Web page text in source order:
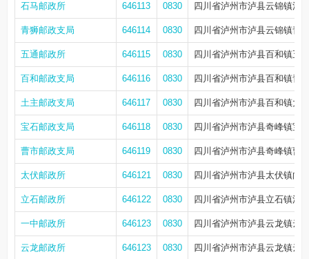
石马邮政所 646113 0830 四川省泸州市泸县云锦镇泸
青狮邮政支局 646114 0830 四川省泸州市泸县云锦镇青
五通邮政所 646115 0830 四川省泸州市泸县百和镇五
百和邮政支局 646116 0830 四川省泸州市泸县百和镇青
土主邮政支局 646117 0830 四川省泸州市泸县百和镇大
宝石邮政支局 646118 0830 四川省泸州市泸县奇峰镇宝
曹市邮政支局 646119 0830 四川省泸州市泸县奇峰镇曹
太伏邮政所 646121 0830 四川省泸州市泸县太伏镇向
立石邮政所 646122 0830 四川省泸州市泸县立石镇泸
一中邮政所 646123 0830 四川省泸州市泸县云龙镇云
云龙邮政所 646123 0830 四川省泸州市泸县云龙镇云